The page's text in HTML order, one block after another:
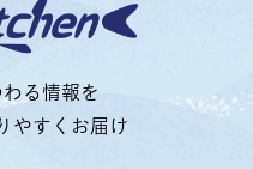
る情報を
やすくお届け